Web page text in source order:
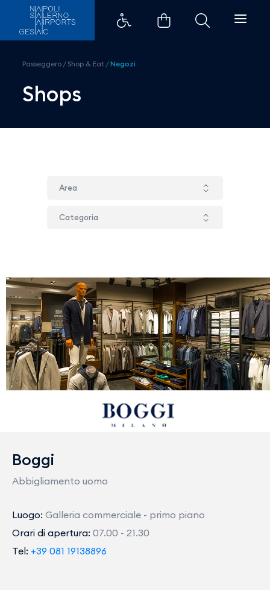
Boggi - Aeroporti di Napoli
Passeggero / Shop & Eat /Negozi
Shops
Boggi
Abbigliamento uomo
Luogo: Galleria commerciale - primo piano
Orari di apertura: 07.00 - 21.30
Tel: +39 081 19138896